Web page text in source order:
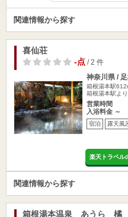
関連情報から探す
喜仙荘
-点/ 2 件
神奈川県 /
箱根湯本駅
箱根湯本駅よ
営業時間
入浴料金 ～
宿泊 露天風
楽天トラベル
関連情報から探す
箱根湯本温泉 あうら 橘